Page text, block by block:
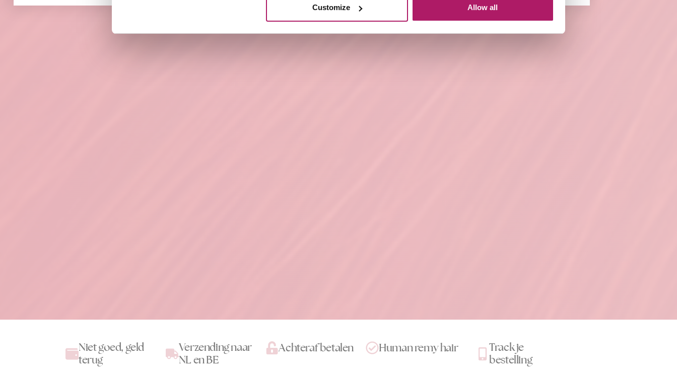
Customize Allow all
Niet goed, geld
terug
Verzending naar
NL en BE
Achteraf betalen Human remy hair
Track je
bestelling